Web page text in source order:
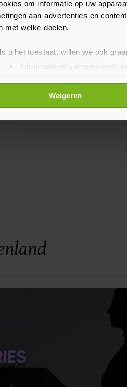
om informatie op uw
aan advertenties en
met welke doelen.
u het toestaat, willen we ook
Informatie verzamelen over
Uw apparaat identificeren
meer over hoe uw
op elk moment
Weigeren